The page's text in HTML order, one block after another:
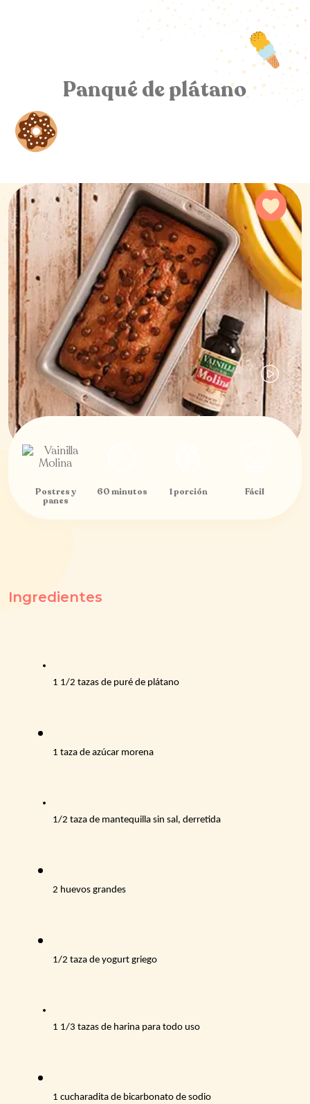
Cocina con Vainilla
Panqué de plátano
Postres y
panes
60 minutos 1 porción Fácil
Ingredientes
1 1/2 tazas de puré de plátano
1 taza de azúcar morena
1/2 taza de mantequilla sin sal, derretida
2 huevos grandes
1/2 taza de yogurt griego
1 1/3 tazas de harina para todo uso
1 cucharadita de bicarbonato de sodio